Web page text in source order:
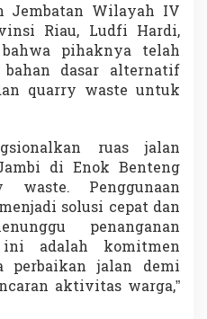
Jembatan Wilayah IV
Riau, Ludfi Hardi,
pihaknya telah
dasar alternatif
quarry waste untuk
ruas jalan
di Enok Benteng
waste. Penggunaan
solusi cepat dan
penanganan
ini adalah komitmen
perbaikan jalan demi
aktivitas warga,”